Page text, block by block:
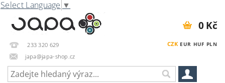
Select Language ▼
233 320 629
japa@japa-shop.cz
CZK EUR HUF PLN
0 Kč